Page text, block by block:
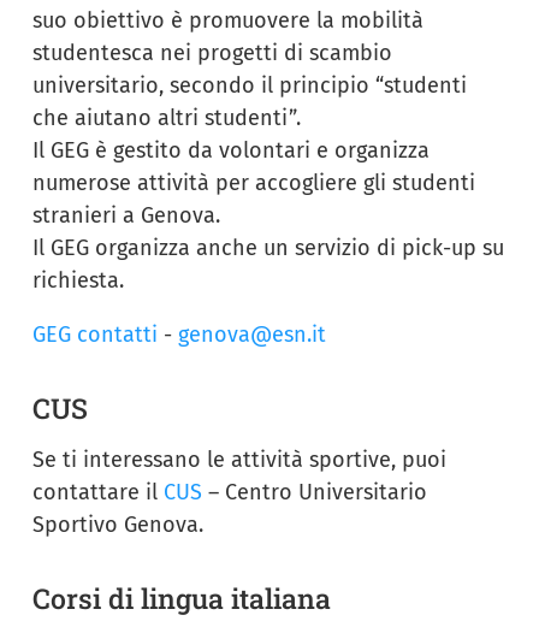
suo obiettivo è promuovere la mobilità
studentesca nei progetti di scambio
universitario, secondo il principio “studenti
che aiutano altri studenti”.
Il GEG è gestito da volontari e organizza
numerose attività per accogliere gli studenti
stranieri a Genova.
Il GEG organizza anche un servizio di pick-up su
richiesta.
GEG contatti - genova@esn.it
CUS
Se ti interessano le attività sportive, puoi
contattare il CUS – Centro Universitario
Sportivo Genova.
Corsi di lingua italiana